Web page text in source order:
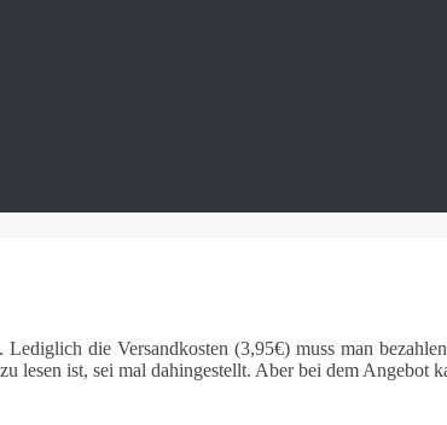
die Versandkosten (3,95€) muss man
ist, sei mal dahingestellt. Aber bei dem Angebot